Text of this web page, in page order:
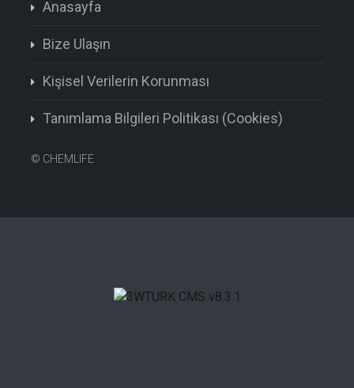
Anasayfa
Bize Ulaşın
Kişisel Verilerin Korunması
Tanımlama Bilgileri Politikası (Cookies)
© CHEMLIFE